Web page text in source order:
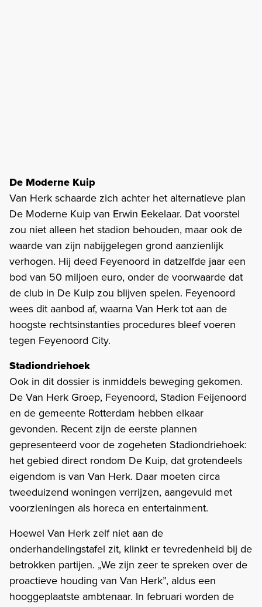
De Moderne Kuip
Van Herk schaarde zich achter het alternatieve plan
De Moderne Kuip van Erwin Eekelaar. Dat voorstel
zou niet alleen het stadion behouden, maar ook de
waarde van zijn nabijgelegen grond aanzienlijk
verhogen. Hij deed Feyenoord in datzelfde jaar een
bod van 50 miljoen euro, onder de voorwaarde dat
de club in De Kuip zou blijven spelen. Feyenoord
wees dit aanbod af, waarna Van Herk tot aan de
hoogste rechtsinstanties procedures bleef voeren
tegen Feyenoord City.
Stadiondriehoek
Ook in dit dossier is inmiddels beweging gekomen.
De Van Herk Groep, Feyenoord, Stadion Feijenoord
en de gemeente Rotterdam hebben elkaar
gevonden. Recent zijn de eerste plannen
gepresenteerd voor de zogeheten Stadiondriehoek:
het gebied direct rondom De Kuip, dat grotendeels
eigendom is van Van Herk. Daar moeten circa
tweeduizend woningen verrijzen, aangevuld met
voorzieningen als horeca en entertainment.
Hoewel Van Herk zelf niet aan de
onderhandelingstafel zit, klinkt er tevredenheid bij de
betrokken partijen. „We zijn zeer te spreken over de
proactieve houding van Van Herk”, aldus een
hooggeplaatste ambtenaar. In februari worden de